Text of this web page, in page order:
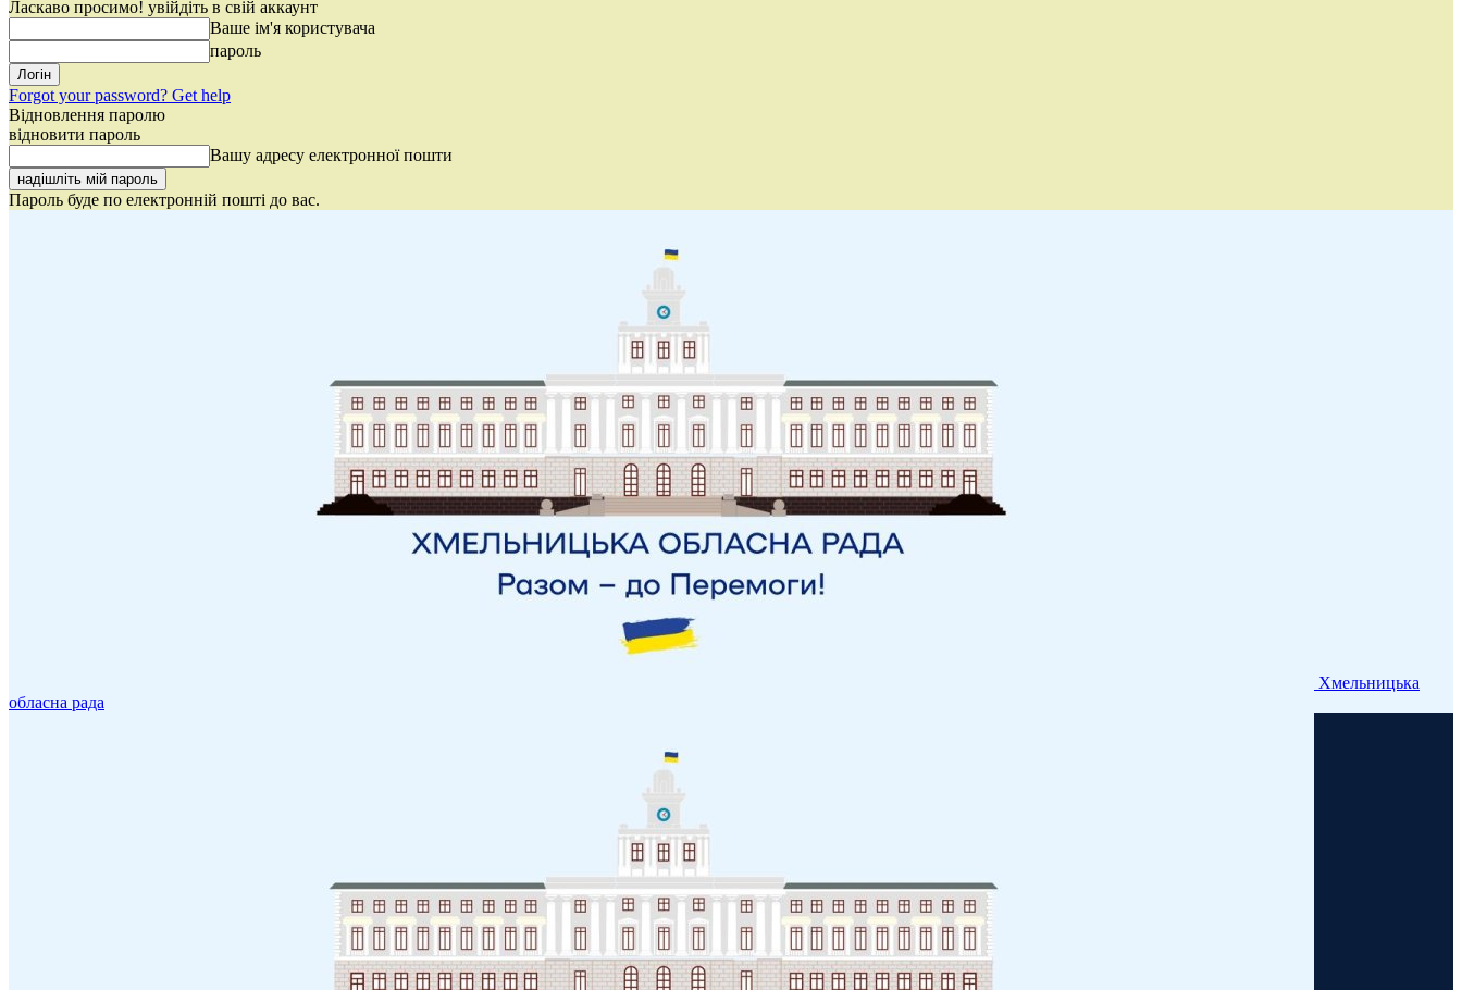
Ласкаво просимо! увійдіть в свій аккаунт
Ваше ім'я користувача
пароль
Forgot your password? Get help
Відновлення паролю
відновити пароль
Вашу адресу електронної пошти
Пароль буде по електронній пошті до вас.
Хмельницька
обласна рада